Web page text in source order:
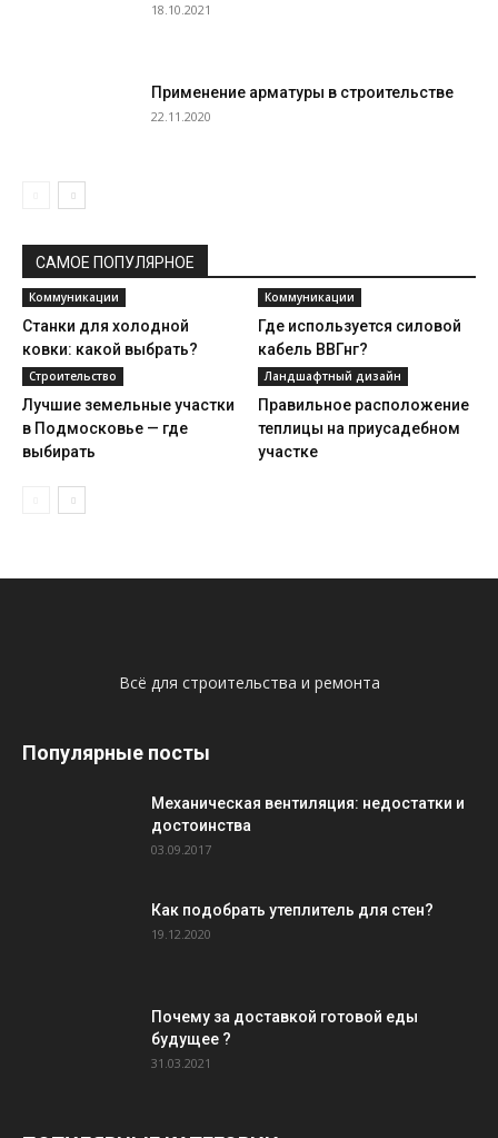
18.10.2021
Применение арматуры в строительстве
22.11.2020
САМОЕ ПОПУЛЯРНОЕ
Коммуникации
Станки для холодной
ковки: какой выбрать?
Коммуникации
Где используется силовой
кабель ВВГнг?
Строительство
Лучшие земельные участки
в Подмосковье — где
выбирать
Ландшафтный дизайн
Правильное расположение
теплицы на приусадебном
участке
Всё для строительства и ремонта
Популярные посты
Механическая вентиляция: недостатки и
достоинства
03.09.2017
Как подобрать утеплитель для стен?
19.12.2020
Почему за доставкой готовой еды
будущее ?
31.03.2021